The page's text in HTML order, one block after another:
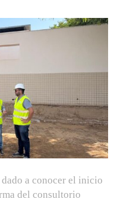
a conocer el inicio
del consultorio